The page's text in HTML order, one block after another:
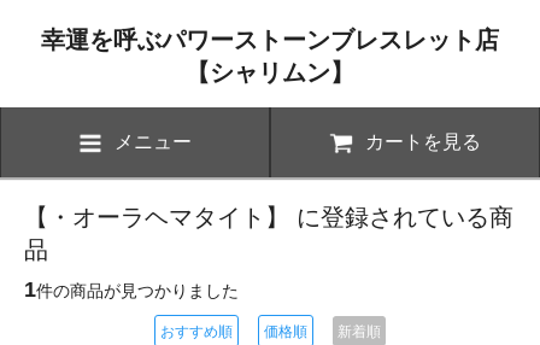
幸運を呼ぶパワーストーンブレスレット店
【シャリムン】
メニュー カートを見る
【・オーラヘマタイト】 に登録されている商
品
1件の商品が見つかりました
おすすめ順 価格順 新着順